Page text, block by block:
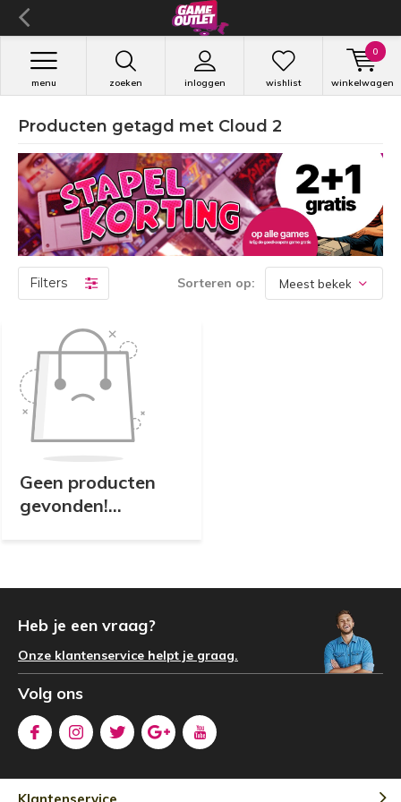
zoeken inloggen
menu wishlist winkelwagen
0
Producten getagd met Cloud 2
Filters Sorteren op:
Geen producten
gevonden!...
Heb je een vraag?
Onze klantenservice helpt je graag.
Volg ons